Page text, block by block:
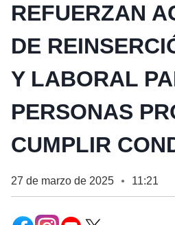
REFUERZAN
DE
Y LABORAL
PERSONAS
CUMPLIR
27 de marzo de 2025 ● 11:21